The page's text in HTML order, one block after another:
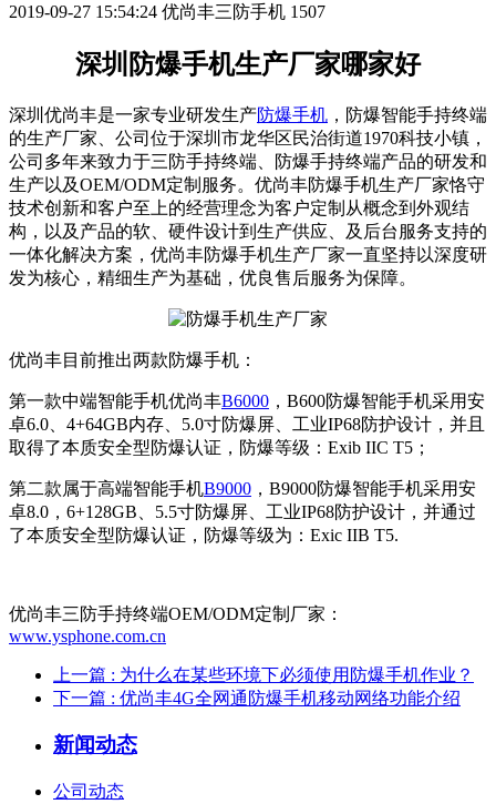
2019-09-27 15:54:24 优尚丰三防手机 1507
深圳防爆手机生产厂家哪家好
深圳优尚丰是一家专业研发生产防爆手机 ，防爆智能手持终端
的生产厂家、公司位于深圳市龙华区民治街道1970科技小镇，
公司多年来致力于三防手持终端、防爆手持终端产品的研发和
生产以及OEM/ODM定制服务。优尚丰防爆手机生产厂家恪守
技术创新和客户至上的经营理念为客户定制从概念到外观结
构，以及产品的软、硬件设计到生产供应、及后台服务支持的
一体化解决方案，优尚丰防爆手机生产厂家一直坚持以深度研
发为核心，精细生产为基础，优良售后服务为保障。
优尚丰目前推出两款防爆手机：
第一款中端智能手机优尚丰B6000 ，B600防爆智能手机采用安
卓6.0、4+64GB内存、5.0寸防爆屏、工业IP68防护设计，并且
取得了本质安全型防爆认证，防爆等级：Exib IIC T5；
第二款属于高端智能手机B9000 ，B9000防爆智能手机采用安
卓8.0，6+128GB、5.5寸防爆屏、工业IP68防护设计，并通过
了本质安全型防爆认证，防爆等级为：Exic IIB T5.
优尚丰三防手持终端OEM/ODM定制厂家：
www.ysphone.com.cn
上一篇 : 为什么在某些环境下必须使用防爆手机作业？
下一篇 : 优尚丰4G全网通防爆手机移动网络功能介绍
新闻动态
公司动态